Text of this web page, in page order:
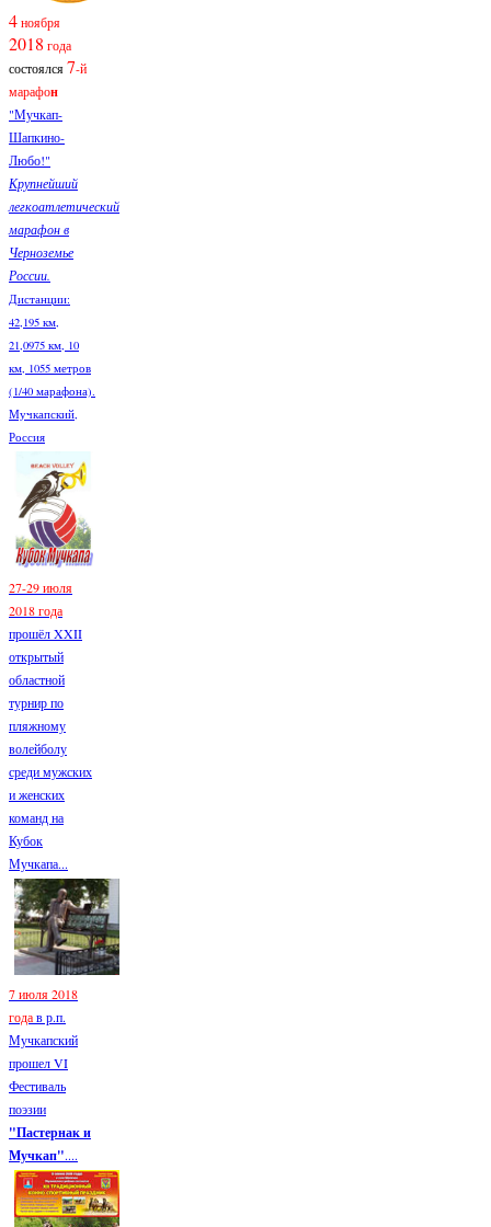
4ноября
2018 года
состоялся7-й
марафон
"Мучкап-
Шапкино-
Любо!"
Крупнейший
легкоатлетический
марафон в
Черноземье
России.
Дистанции:
42,195 км,
21,0975 км, 10
км, 1055 метров
(1/40 марафона).
Мучкапский,
Россия
27-29 июля
2018 года
прошёл XXII
открытый
областной
турнир по
пляжному
волейболу
среди мужских
и женских
команд на
Кубок
Мучкапа...
7 июля 2018
годав р.п.
Мучкапский
прошел VI
Фестиваль
поэзии
"Пастернак и
Мучкап"....